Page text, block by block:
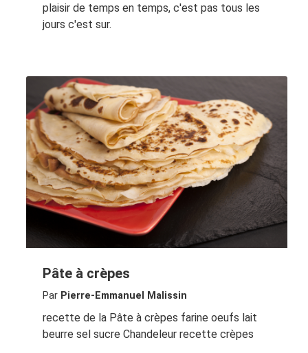
plaisir de temps en temps, c'est pas tous les
jours c'est sur.
Pâte à crèpes
Par Pierre-Emmanuel Malissin
recette de la Pâte à crèpes farine oeufs lait
beurre sel sucre Chandeleur recette crèpes